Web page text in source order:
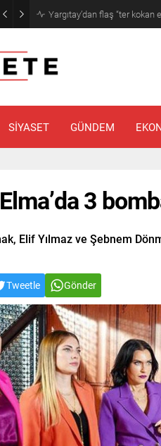
Narin cinayetinde amcadan
SİYASET GÜNDEM
3
Elif Yılmaz ve Şebnem
Tweetle Gönder